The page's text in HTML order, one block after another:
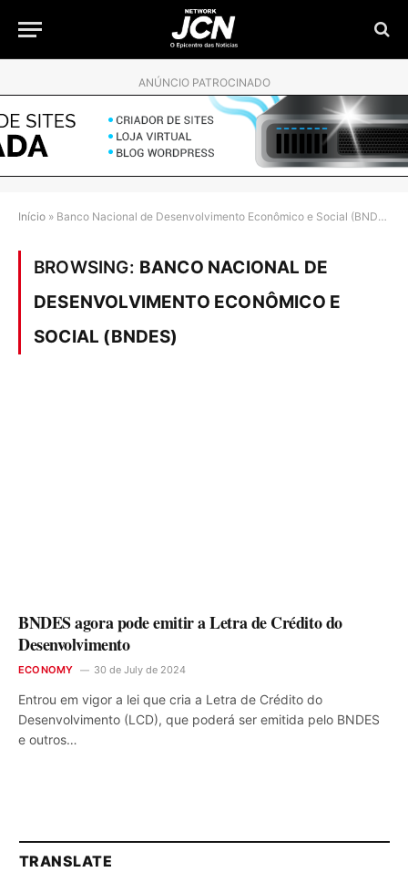
ANÚNCIO PATROCINADO
Início » Banco Nacional de Desenvolvimento Econômico e Social (BNDES)
BROWSING: BANCO NACIONAL DE
DESENVOLVIMENTO ECONÔMICO E
SOCIAL (BNDES)
BNDES agora pode emitir a Letra de Crédito do
Desenvolvimento
ECONOMY 30 de July de 2024
Entrou em vigor a lei que cria a Letra de Crédito do
Desenvolvimento (LCD), que poderá ser emitida pelo BNDES
e outros…
TRANSLATE